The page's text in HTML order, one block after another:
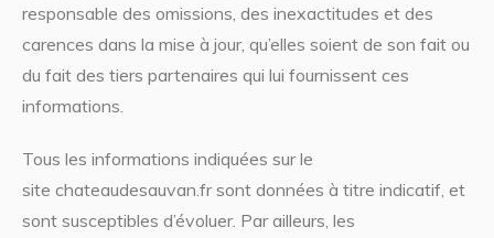
responsable des omissions, des inexactitudes et des
carences dans la mise à jour, qu’elles soient de son fait ou
du fait des tiers partenaires qui lui fournissent ces
informations.
Tous les informations indiquées sur le
site chateaudesauvan.fr sont données à titre indicatif, et
sont susceptibles d’évoluer. Par ailleurs, les